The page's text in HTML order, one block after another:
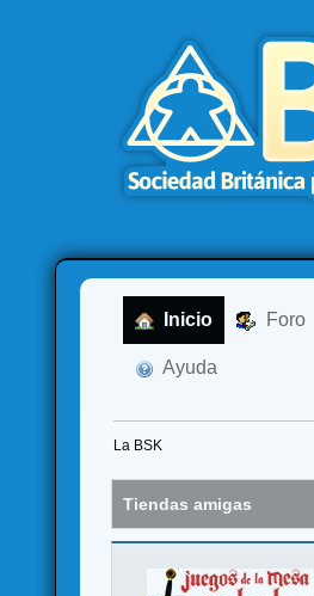
Inicio Foro
Ayuda
La BSK
Tiendas amigas